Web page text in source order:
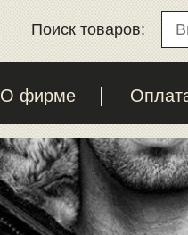
Поиск товаров:
О фирме